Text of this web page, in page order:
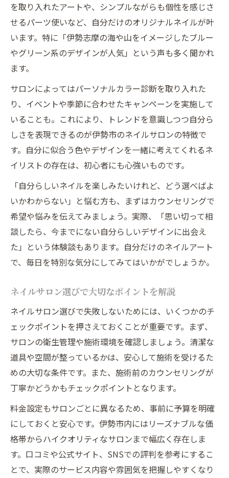
を取り入れたアートや、シンプルながらも個性を感じさ
せるパーツ使いなど、自分だけのオリジナルネイルが叶
います。特に「伊勢志摩の海や山をイメージしたブルー
やグリーン系のデザインが人気」という声も多く聞かれ
ます。
サロンによってはパーソナルカラー診断を取り入れた
り、イベントや季節に合わせたキャンペーンを実施して
いることも。これにより、トレンドを意識しつつ自分ら
しさを表現できるのが伊勢市のネイルサロンの特徴で
す。自分に似合う色やデザインを一緒に考えてくれるネ
イリストの存在は、初心者にも心強いものです。
「自分らしいネイルを楽しみたいけれど、どう選べばよ
いかわからない」と悩む方も、まずはカウンセリングで
希望や悩みを伝えてみましょう。実際、「思い切って相
談したら、今までにない自分らしいデザインに出会え
た」という体験談もあります。自分だけのネイルアート
で、毎日を特別な気分にしてみてはいかがでしょうか。
ネイルサロン選びで大切なポイントを解説
ネイルサロン選びで失敗しないためには、いくつかのチ
ェックポイントを押さえておくことが重要です。まず、
サロンの衛生管理や施術環境を確認しましょう。清潔な
道具や空間が整っているかは、安心して施術を受けるた
めの大切な条件です。また、施術前のカウンセリングが
丁寧かどうかもチェックポイントとなります。
料金設定もサロンごとに異なるため、事前に予算を明確
にしておくと安心です。伊勢市内にはリーズナブルな価
格帯からハイクオリティなサロンまで幅広く存在しま
す。口コミや公式サイト、SNSでの評判を参考にするこ
とで、実際のサービス内容や雰囲気を把握しやすくなり